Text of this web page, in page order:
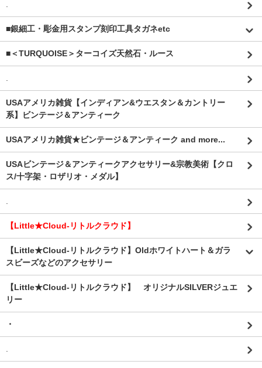
.
■銀細工・彫金用スタンプ刻印工具タガネetc
■＜TURQUOISE＞ターコイズ天然石・ルース
.
USAアメリカ雑貨【インディアン&ウエスタン＆カントリー
系】ビンテージ＆アンティーク
USAアメリカ雑貨★ビンテージ＆アンティーク and more...
USAビンテージ＆アンティークアクセサリー&宗教美術【クロ
ス/十字架・ロザリオ・メダル】
.
【Little★Cloud-リトルクラウド】
【Little★Cloud-リトルクラウド】Oldホワイトハート＆ガラ
スビーズなどのアクセサリー
【Little★Cloud-リトルクラウド】 オリジナルSILVERジュエ
リー
・
.